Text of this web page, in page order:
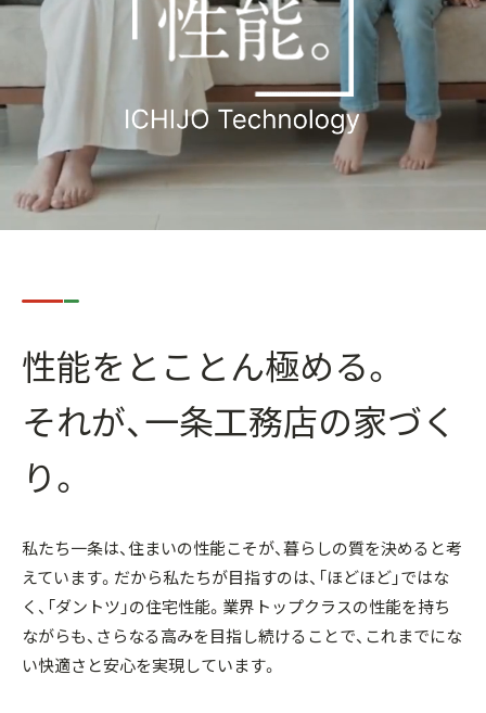
性能をとことん極める。
それが、一条工務店の家づく
り。
私たち一条は、住まいの性能こそが、暮らしの質を決めると考
えています。 だから私たちが目指すのは、「ほどほど」ではな
く、「ダントツ」の住宅性能。 業界トップクラスの性能を持ち
ながらも、さらなる高みを目指し続けることで、これまでにな
い快適さと安心を実現しています。